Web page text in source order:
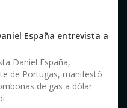
España entrevista a
Daniel España,
de Portugas, manifestó
de gas a dólar